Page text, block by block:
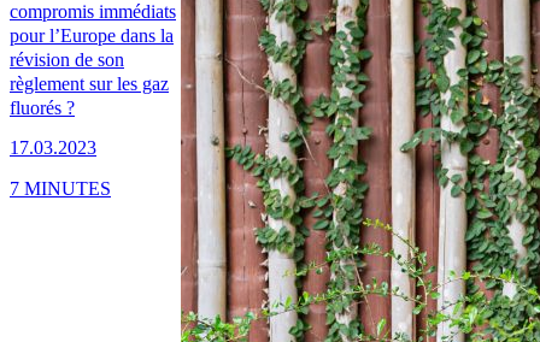
compromis immédiats
pour l’Europe dans la
révision de son
règlement sur les gaz
fluorés ?
17.03.2023
7 MINUTES